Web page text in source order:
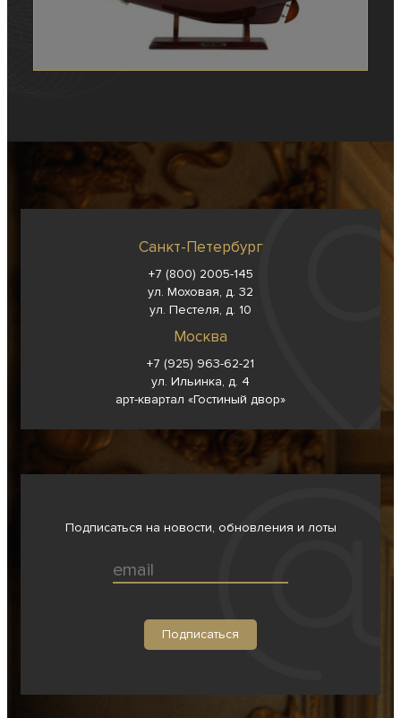
Санкт-Петербург
+7 (800) 2005-145
ул. Моховая, д. 32
ул. Пестеля, д. 10
Москва
+7 (925) 963-62-21
ул. Ильинка, д. 4
арт-квартал «Гостиный двор»
Подписаться на новости, обновления и лоты